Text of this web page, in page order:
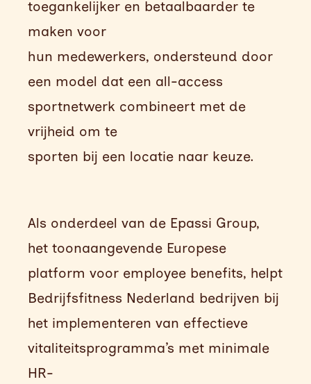
toegankelijker en betaalbaarder te
maken voor
hun medewerkers, ondersteund door
een model dat een all-access
sportnetwerk combineert met de
vrijheid om te
sporten bij een locatie naar keuze.
Als onderdeel van de Epassi Group,
het toonaangevende Europese
platform voor employee benefits, helpt
Bedrijfsfitness Nederland bedrijven bij
het implementeren van effectieve
vitaliteitsprogramma’s met minimale
HR-